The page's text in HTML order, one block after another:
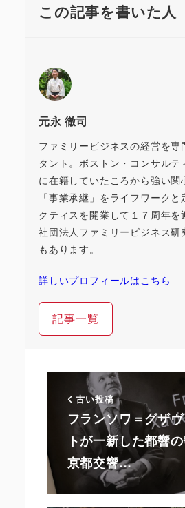
この記事を書いた人
元永 徹司
ファミリービジネスの経営を
タント。ボストン・コンサル
に在籍していたころから強い関
「事業承継」をライフワーク
クティスを開業して１７周年
社団法人ファミリービジネス研
もあります。
詳しいプロフィールはこちら
記事一覧
古い投稿
フランソワ＝グザ
トが一新した都響
京都交響…